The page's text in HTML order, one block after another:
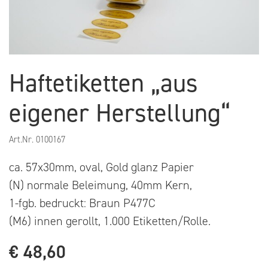
Haftetiketten „aus
eigener Herstellung“
Art.Nr. 0100167
ca. 57x30mm, oval, Gold glanz Papier
(N) normale Beleimung, 40mm Kern,
1-fgb. bedruckt: Braun P477C
(M6) innen gerollt, 1.000 Etiketten/Rolle.
€ 48,60